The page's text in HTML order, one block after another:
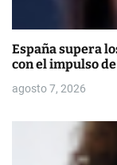
España supera
con el impulso
agosto 7, 2026